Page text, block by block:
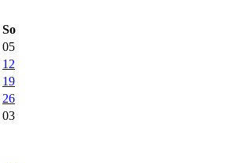
So
05
12
19
26
03